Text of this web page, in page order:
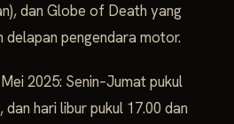
dan Globe of Death yang
delapan pengendara motor.
2025: Senin–Jumat pukul
dan hari libur pukul 17.00 dan